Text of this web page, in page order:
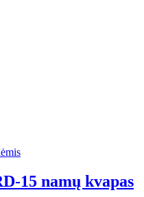
15 namų kvapas